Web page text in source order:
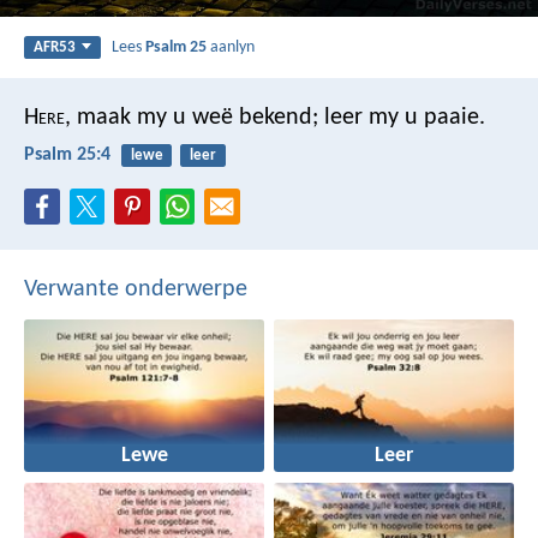
AFR53 LeesPsalm 25 aanlyn
Here, maak my u weë bekend; leer my u paaie.
Psalm 25:4 lewe leer
Verwante onderwerpe
Lewe Leer